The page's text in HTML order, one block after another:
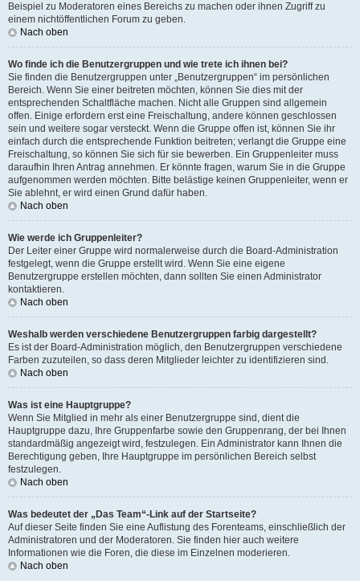
Beispiel zu Moderatoren eines Bereichs zu machen oder ihnen Zugriff zu
einem nichtöffentlichen Forum zu geben.
Nach oben
Wo finde ich die Benutzergruppen und wie trete ich ihnen bei?
Sie finden die Benutzergruppen unter „Benutzergruppen“ im persönlichen
Bereich. Wenn Sie einer beitreten möchten, können Sie dies mit der
entsprechenden Schaltfläche machen. Nicht alle Gruppen sind allgemein
offen. Einige erfordern erst eine Freischaltung, andere können geschlossen
sein und weitere sogar versteckt. Wenn die Gruppe offen ist, können Sie ihr
einfach durch die entsprechende Funktion beitreten; verlangt die Gruppe eine
Freischaltung, so können Sie sich für sie bewerben. Ein Gruppenleiter muss
daraufhin Ihren Antrag annehmen. Er könnte fragen, warum Sie in die Gruppe
aufgenommen werden möchten. Bitte belästige keinen Gruppenleiter, wenn er
Sie ablehnt, er wird einen Grund dafür haben.
Nach oben
Wie werde ich Gruppenleiter?
Der Leiter einer Gruppe wird normalerweise durch die Board-Administration
festgelegt, wenn die Gruppe erstellt wird. Wenn Sie eine eigene
Benutzergruppe erstellen möchten, dann sollten Sie einen Administrator
kontaktieren.
Nach oben
Weshalb werden verschiedene Benutzergruppen farbig dargestellt?
Es ist der Board-Administration möglich, den Benutzergruppen verschiedene
Farben zuzuteilen, so dass deren Mitglieder leichter zu identifizieren sind.
Nach oben
Was ist eine Hauptgruppe?
Wenn Sie Mitglied in mehr als einer Benutzergruppe sind, dient die
Hauptgruppe dazu, Ihre Gruppenfarbe sowie den Gruppenrang, der bei Ihnen
standardmäßig angezeigt wird, festzulegen. Ein Administrator kann Ihnen die
Berechtigung geben, Ihre Hauptgruppe im persönlichen Bereich selbst
festzulegen.
Nach oben
Was bedeutet der „Das Team“-Link auf der Startseite?
Auf dieser Seite finden Sie eine Auflistung des Forenteams, einschließlich der
Administratoren und der Moderatoren. Sie finden hier auch weitere
Informationen wie die Foren, die diese im Einzelnen moderieren.
Nach oben